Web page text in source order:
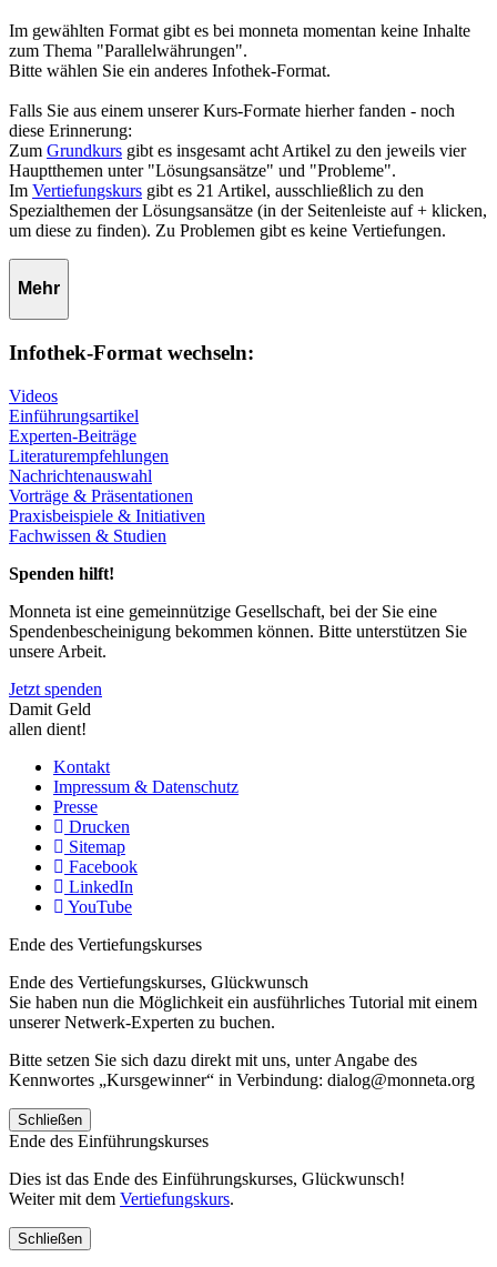
Im gewählten Format gibt es bei monneta momentan keine Inhalte
zum Thema "Parallelwährungen".
Bitte wählen Sie ein anderes Infothek-Format.
Falls Sie aus einem unserer Kurs-Formate hierher fanden - noch
diese Erinnerung:
Zum Grundkurs gibt es insgesamt acht Artikel zu den jeweils vier
Hauptthemen unter "Lösungsansätze" und "Probleme".
Im Vertiefungskurs gibt es 21 Artikel, ausschließlich zu den
Spezialthemen der Lösungsansätze (in der Seitenleiste auf + klicken,
um diese zu finden). Zu Problemen gibt es keine Vertiefungen.
Mehr
Infothek-Format wechseln:
Videos
Einführungsartikel
Experten-Beiträge
Literaturempfehlungen
Nachrichtenauswahl
Vorträge & Präsentationen
Praxisbeispiele & Initiativen
Fachwissen & Studien
Spenden hilft!
Monneta ist eine gemeinnützige Gesellschaft, bei der Sie eine
Spendenbescheinigung bekommen können. Bitte unterstützen Sie
unsere Arbeit.
Jetzt spenden
Damit Geld
allen dient!
Kontakt
Impressum & Datenschutz
Presse
Drucken
Sitemap
Facebook
LinkedIn
YouTube
Ende des Vertiefungskurses
Ende des Vertiefungskurses, Glückwunsch
Sie haben nun die Möglichkeit ein ausführliches Tutorial mit einem
unserer Netwerk-Experten zu buchen.
Bitte setzen Sie sich dazu direkt mit uns, unter Angabe des
Kennwortes „Kursgewinner“ in Verbindung: dialog@monneta.org
Schließen
Ende des Einführungskurses
Dies ist das Ende des Einführungskurses, Glückwunsch!
Weiter mit dem Vertiefungskurs.
Schließen